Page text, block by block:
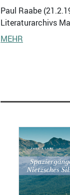
Paul Raabe
Literaturarchivs
MEHR